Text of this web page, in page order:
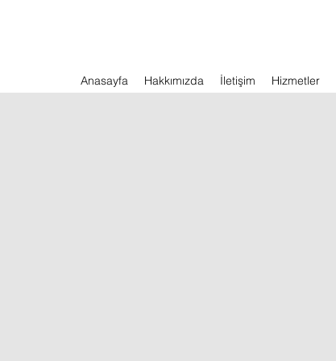
Anasayfa Hakkımızda İletişim Hizmetler